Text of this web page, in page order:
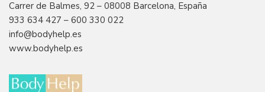
Carrer de Balmes, 92 – 08008 Barcelona, España
933 634 427 – 600 330 022
info@bodyhelp.es
www.bodyhelp.es